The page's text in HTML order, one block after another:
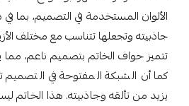
الألوان المستخدمة في التصميم، بما في
جاذبيته وتجعلها تتناسب مع مختلف
تتميز حواف الخاتم بتصميم ناعم، مما
كما أن الشبكة المفتوحة في
يزيد من تألقه وجاذبيته. هذا